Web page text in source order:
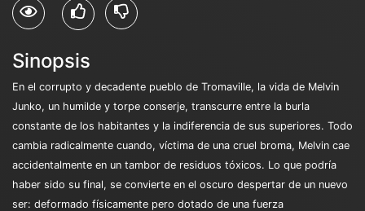
Sinopsis
En el corrupto y decadente pueblo de Tromaville, la vida de Melvin
Junko, un humilde y torpe conserje, transcurre entre la burla
constante de los habitantes y la indiferencia de sus superiores. Todo
cambia radicalmente cuando, víctima de una cruel broma, Melvin cae
accidentalmente en un tambor de residuos tóxicos. Lo que podría
haber sido su final, se convierte en el oscuro despertar de un nuevo
ser: deformado físicamente pero dotado de una fuerza